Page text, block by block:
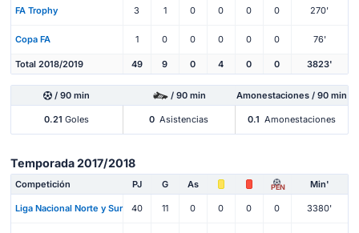
FA Trophy 3 1 0 0 0 0 270'
Copa FA 1 0 0 0 0 0 76'
Total 2018/2019 49 9 0 4 0 0 3823'
/ 90 min / 90 min Amonestaciones / 90 min
0.21 Goles 0 Asistencias 0.1 Amonestaciones
Temporada 2017/2018
Competición PJ G As PEN Min'
Liga Nacional Norte y Sur 40 11 0 0 0 0 3380'